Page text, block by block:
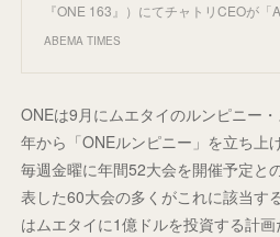
『ONE 163』）にてチャトリCEOが
ABEMA TIMES
ONEは9月にムエタイのルンピニー
年から「ONEルンピニー」を立ち上
毎週金曜に年間52大会を開催予定と
表した60大会の多くがこれに該当す
はムエタイに1億ドルを投資する計